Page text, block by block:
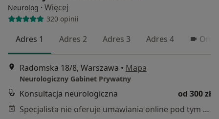
Neurolog · Więcej
320 opinii
Adres 1 Adres 2 Adres 3 Adres 4
Radomska 18/8, Warszawa • Mapa
Neurologiczny Gabinet Prywatny
Konsultacja neurologiczna
od 300 zł
Specjalista nie oferuje umawiania online pod tym adresem.